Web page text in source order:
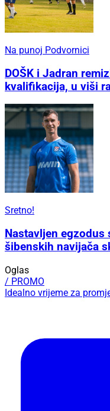
Na punoj Podvornici
DOŠK i Jadran
kvalifikacija, u viši
Sretno!
Nastavljen
šibenskih navijača
Oglas
/ PROMO
Idealno vrijeme za